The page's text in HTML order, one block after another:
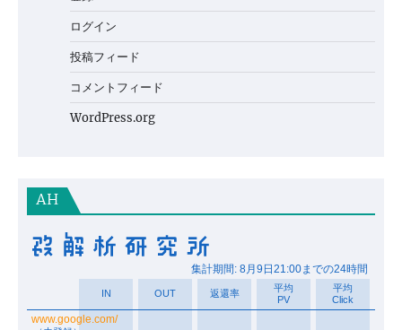
ログイン
投稿フィード
コメントフィード
WordPress.org
AH